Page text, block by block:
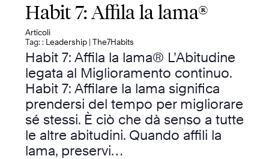
Habit 7: Affila la lama®
Articoli
Tag: : Leadership |The7Habits
Habit 7: Affila la lama® L’Abitudine
legata al Miglioramento continuo.
Habit 7: Affilare la lama significa
prendersi del tempo per migliorare
sé stessi. È ciò che dà senso a tutte
le altre abitudini. Quando affili la
lama, preservi…